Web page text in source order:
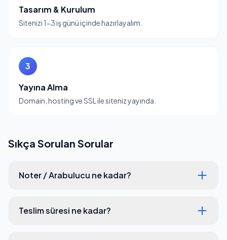
Tasarım & Kurulum
Sitenizi 1-3 iş günü içinde hazırlayalım.
3
Yayına Alma
Domain, hosting ve SSL ile siteniz yayında.
Sıkça Sorulan Sorular
Noter / Arabulucu ne kadar?
Teslim süresi ne kadar?